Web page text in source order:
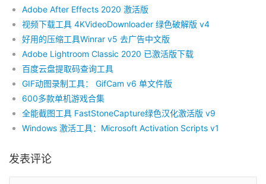
Adobe After Effects 2020 激活版
视频下载工具 4KVideoDownloader 绿色破解版 v4
好用的压缩工具Winrar v5 去广告中文版
Adobe Lightroom Classic 2020 已激活版下载
百度云盘提取码查询工具
GIF动图录制工具： GifCam v6 单文件版
600多款单机游戏合集
全能截图工具 FastStoneCapture绿色汉化激活版 v9
Windows 激活工具：Microsoft Activation Scripts v1
发表评论